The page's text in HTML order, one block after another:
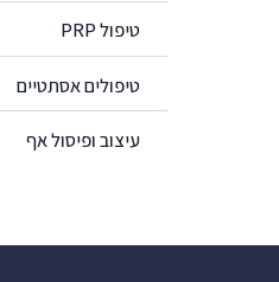
טיפול PRP
טיפולים אסתטיים
עיצוב ופיסול אף